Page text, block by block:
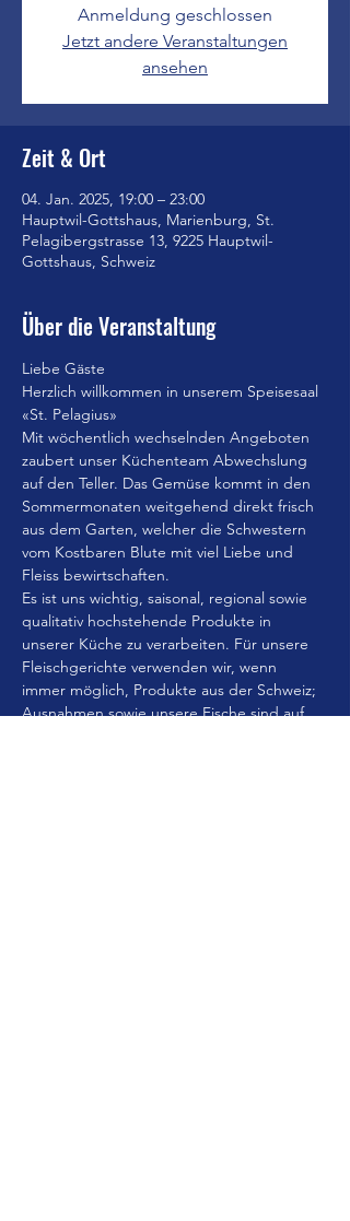
Anmeldung geschlossen
Jetzt andere Veranstaltungen
ansehen
Zeit & Ort
04. Jan. 2025, 19:00 – 23:00
Hauptwil-Gottshaus, Marienburg, St.
Pelagibergstrasse 13, 9225 Hauptwil-
Gottshaus, Schweiz
Über die Veranstaltung
Liebe Gäste
Herzlich willkommen in unserem Speisesaal
«St. Pelagius»
Mit wöchentlich wechselnden Angeboten
zaubert unser Küchenteam Abwechslung
auf den Teller. Das Gemüse kommt in den
Sommermonaten weitgehend direkt frisch
aus dem Garten, welcher die Schwestern
vom Kostbaren Blute mit viel Liebe und
Fleiss bewirtschaften.
Es ist uns wichtig, saisonal, regional sowie
qualitativ hochstehende Produkte in
unserer Küche zu verarbeiten. Für unsere
Fleischgerichte verwenden wir, wenn
immer möglich, Produkte aus der Schweiz;
Ausnahmen sowie unsere Fische sind auf